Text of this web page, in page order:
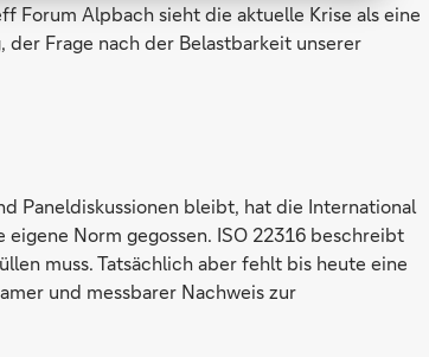
Forum Alpbach sieht die aktuelle Krise als eine
der Frage nach der Belastbarkeit unserer
Paneldiskussionen bleibt, hat die International
Norm gegossen. ISO 22316 beschreibt
muss. Tatsächlich aber fehlt bis heute eine
und messbarer Nachweis zur